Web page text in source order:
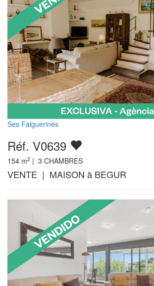
Ses Falguerines
Réf. V0639
154 m2 | 3 CHAMBRES
VENTE | MAISON à BEGUR